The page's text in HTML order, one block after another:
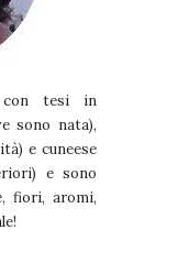
con tesi in
sono nata),
e cuneese
e sono
fiori, aromi,